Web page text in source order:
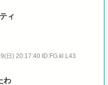
ィ
日) 20:17:40 ID:FG.kl.L43
わ